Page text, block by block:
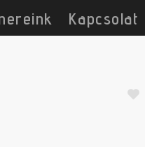
Kapcsolat